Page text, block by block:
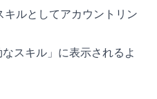
ルとしてアカウントリン
スキル」に表示されるよ